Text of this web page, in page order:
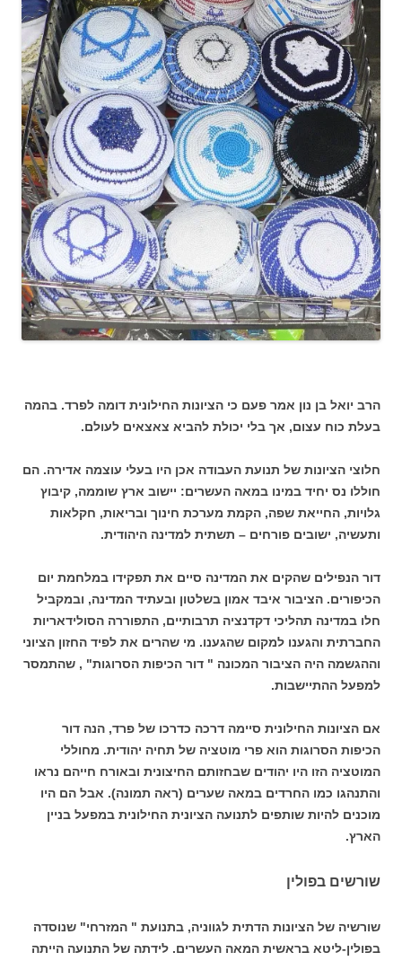
הרב יואל בן נון אמר פעם כי הציונות החילונית דומה לפרד. בהמה
בעלת כוח עצום, אך בלי יכולת להביא צאצאים לעולם.
חלוצי הציונות של תנועת העבודה אכן היו בעלי עוצמה אדירה. הם
חוללו נס יחיד במינו במאה העשרים: יישוב ארץ שוממה, קיבוץ
גלויות, החייאת שפה, הקמת מערכת חינוך ובריאות, חקלאות
ותעשיה, ישובים פורחים – תשתית למדינה היהודית.
דור הנפילים שהקים את המדינה סיים את תפקידו במלחמת יום
הכיפורים. הציבור איבד אמון בשלטון ובעתיד המדינה, ובמקביל
חלו במדינה תהליכי דקדנציה תרבותיים, התפוררה הסולידאריות
החברתית והגענו למקום שהגענו. מי שהרים את לפיד החזון הציוני
וההגשמה היה הציבור המכונה " דור הכיפות הסרוגות" , שהתמסר
למפעל ההתיישבות.
אם הציונות החילונית סיימה דרכה כדרכו של פרד, הנה דור
הכיפות הסרוגות הוא פרי מוטציה של תחיה יהודית. מחוללי
המוטציה הזו היו יהודים שבחזותם החיצונית ובאורח חייהם נראו
והתנהגו כמו החרדים במאה שערים (ראה תמונה). אבל הם היו
מוכנים להיות שותפים לתנועה הציונית החילונית במפעל בניין
הארץ.
שורשים בפולין
שורשיה של הציונות הדתית לגווניה, בתנועת " המזרחי" שנוסדה
בפולין-ליטא בראשית המאה העשרים. לידתה של התנועה הייתה